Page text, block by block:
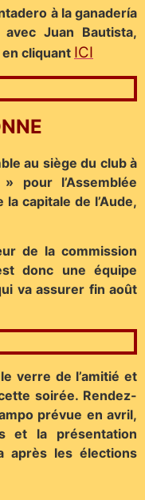
à la ganadería
Juan Bautista,
en cliquant ICI
au siège du club à
pour l’Assemblée
capitale de l’Aude,
de la commission
donc une équipe
va assurer fin août
verre de l’amitié et
soirée. Rendez-
prévue en avril,
et la présentation
après les élections